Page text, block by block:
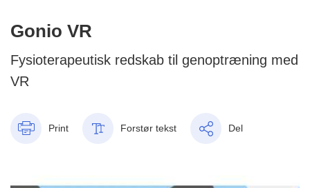
Gonio VR
Fysioterapeutisk redskab til genoptræning med
VR
Print Forstør tekst Del